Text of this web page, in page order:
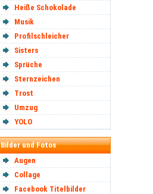
Heiße Schokolade
Musik
Profilschleicher
Sisters
Sprüche
Sternzeichen
Trost
Umzug
YOLO
Bilder und Fotos
Augen
Collage
Facebook Titelbilder